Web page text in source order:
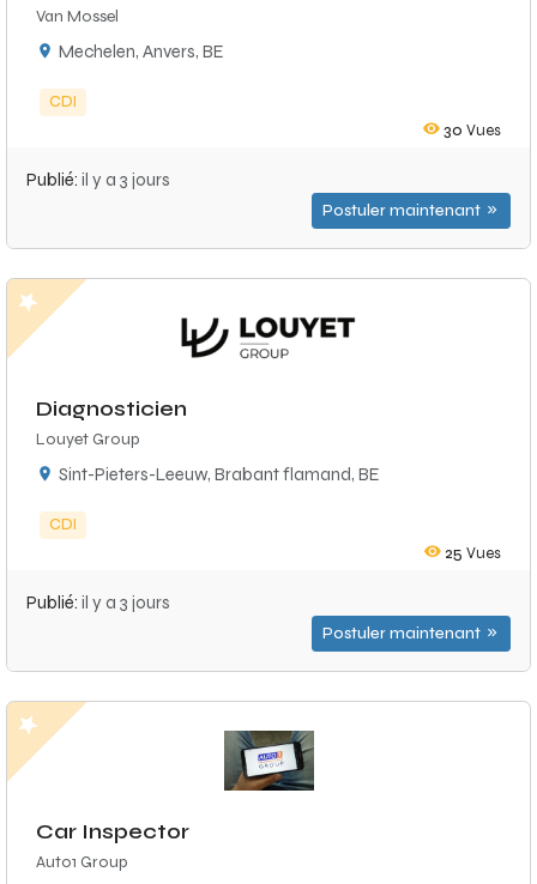
Van Mossel
Mechelen, Anvers, BE
CDI
30 Vues
Publié: il y a 3 jours
Postuler maintenant
Diagnosticien
Louyet Group
Sint-Pieters-Leeuw, Brabant flamand, BE
CDI
25 Vues
Publié: il y a 3 jours
Postuler maintenant
Car Inspector
Auto1 Group